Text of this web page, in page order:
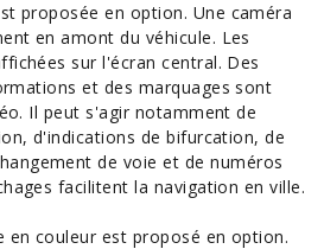
proposée en option. Une caméra
en amont du véhicule. Les
sur l'écran central. Des
et des marquages sont
Il peut s'agir notamment de
d'indications de bifurcation, de
de voie et de numéros
facilitent la navigation en ville.
en couleur est proposé en option.